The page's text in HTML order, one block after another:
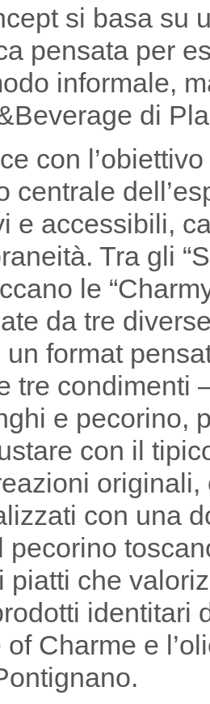
si basa su
pensata per
informale,
di
con
centrale
e accessibili,
Tra gli
le
da tre
un format
tre condimenti
e pecorino,
con il
con una
pecorino
piatti che
identitari
Charme e